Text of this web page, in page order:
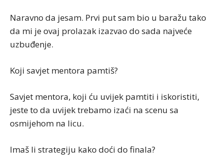
Naravno da jesam. Prvi put sam bio u baražu tako
da mi je ovaj prolazak izazvao do sada najveće
uzbuđenje.
Koji savjet mentora pamtiš?
Savjet mentora, koji ću uvijek pamtiti i iskoristiti,
jeste to da uvijek trebamo izaći na scenu sa
osmijehom na licu.
Imaš li strategiju kako doći do finala?